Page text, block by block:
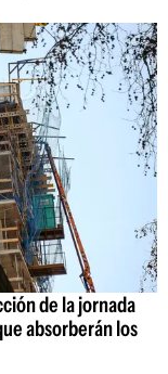
de la jornada
absorberán los